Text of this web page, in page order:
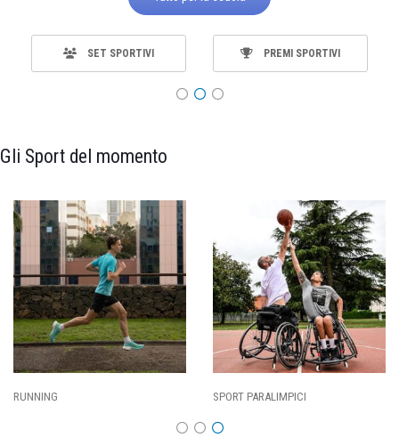
SET SPORTIVI PREMI SPORTIVI
Gli Sport del momento
PARALIMPICI CALCIO